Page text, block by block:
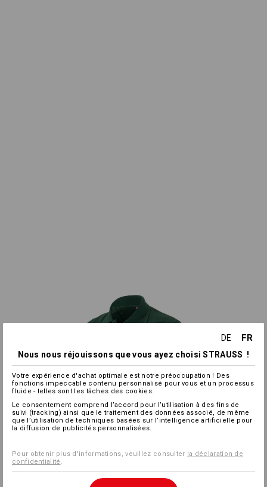
DE FR
Nous nous réjouissons que vous ayez choisi STRAUSS !
Votre expérience d'achat optimale est notre préoccupation ! Des
fonctions impeccable contenu personnalisé pour vous et un processus
fluide - telles sont les tâches des cookies.
Le consentement comprend l’accord pour l’utilisation à des fins de
suivi (tracking) ainsi que le traitement des données associé, de même
que l’utilisation de techniques basées sur l’intelligence artificielle pour
la diffusion de publicités personnalisées.
Pour obtenir plus d'informations, veuillez consulter la déclaration de
confidentialité